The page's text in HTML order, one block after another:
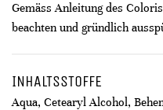
Gemäss Anleitung des
beachten und gründlich
INHALTSSTOFFE
Aqua, Cetearyl Alcohol,